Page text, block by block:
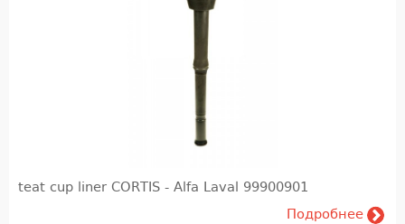
teat cup liner CORTIS - Alfa Laval 99900901
Подробнее